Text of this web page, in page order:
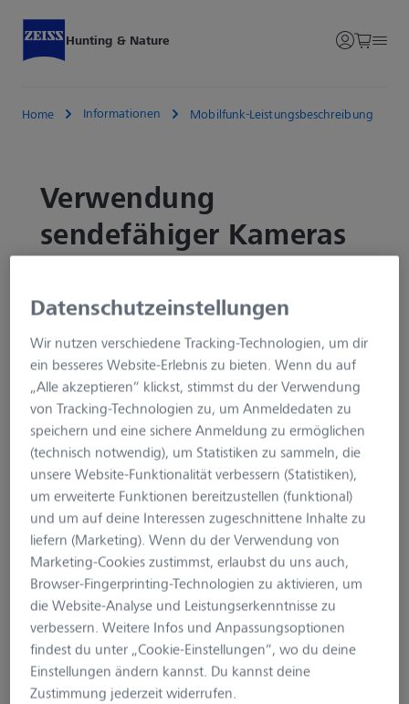
Hunting & Nature
Home Informationen Mobilfunk-Leistungsbeschreibung
Verwendung
sendefähiger Kameras
Der Verkäufer gewährleistet zum gegenwärtigen
Zeitpunkt den Empfangs- und Sendebereich in
folgenden Ländern:
Deutschland, Belgien, Bulgarien, Dänemark, Estland,
Finnland, Frankreich (inkl. Réunion und Mayotte),
Griechenland, Irland, Island, Italien, Kroatien, Lettland,
Liechtenstein, Litauen, Luxemburg, Malta,
Niederlande, Norwegen, Österreich, Polen, Portugal
(incl. Azoren und Madeira), Rumänien, San Marino,
Schweden, Schweiz, Slowakei, Slowenien, Spanien
(inkl. Kanarische Inseln), Tschechien (Tschechische
Republik), Ungarn, Vereinigtes Königreich (inkl.
Kanalinseln), Zypern
Der Verkäufer behält sich vor, die Länder, in der der
Service von ZEISS Secacam genutzt werden kann,
jederzeit anzupassen.
Datenschutzeinstellungen
Wir nutzen verschiedene Tracking-Technologien, um dir
ein besseres Website-Erlebnis zu bieten. Wenn du auf
„Alle akzeptieren“ klickst, stimmst du der Verwendung
von Tracking-Technologien zu, um Anmeldedaten zu
speichern und eine sichere Anmeldung zu ermöglichen
(technisch notwendig), um Statistiken zu sammeln, die
unsere Website-Funktionalität verbessern (Statistiken),
um erweiterte Funktionen bereitzustellen (funktional)
und um auf deine Interessen zugeschnittene Inhalte zu
liefern (Marketing). Wenn du der Verwendung von
Marketing-Cookies zustimmst, erlaubst du uns auch,
Browser-Fingerprinting-Technologien zu aktivieren, um
die Website-Analyse und Leistungserkenntnisse zu
verbessern. Weitere Infos und Anpassungsoptionen
findest du unter „Cookie-Einstellungen“, wo du deine
Einstellungen ändern kannst. Du kannst deine
Zustimmung jederzeit widerrufen.